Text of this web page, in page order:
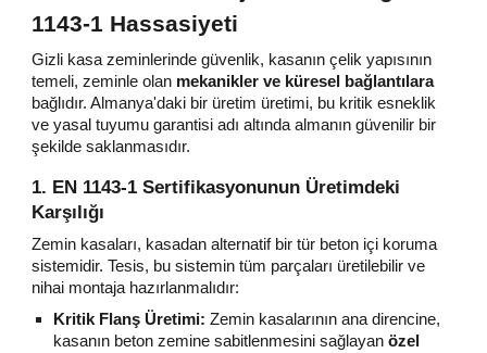
1143-1 Hassasiyeti
Gizli kasa zeminlerinde güvenlik, kasanın çelik yapısının
temeli, zeminle olan mekanikler ve küresel bağlantılara
bağlıdır. Almanya'daki bir üretim üretimi, bu kritik esneklik
ve yasal tuyumu garantisi adı altında almanın güvenilir bir
şekilde saklanmasıdır.
1. EN 1143-1 Sertifikasyonunun Üretimdeki
Karşılığı
Zemin kasaları, kasadan alternatif bir tür beton içi koruma
sistemidir. Tesis, bu sistemin tüm parçaları üretilebilir ve
nihai montaja hazırlanmalıdır:
Kritik Flanş Üretimi: Zemin kasalarının ana direncine,
kasanın beton zemine sabitlenmesini sağlayanözel